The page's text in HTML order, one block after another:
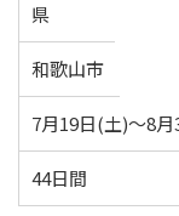
県
和歌山市
7月19日(土)～8
44日間